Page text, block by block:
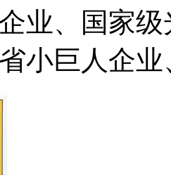
业、国家
小巨人企